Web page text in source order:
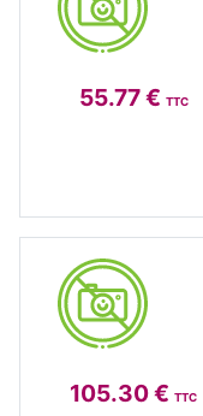
55.77 € TTC
105.30 € TTC